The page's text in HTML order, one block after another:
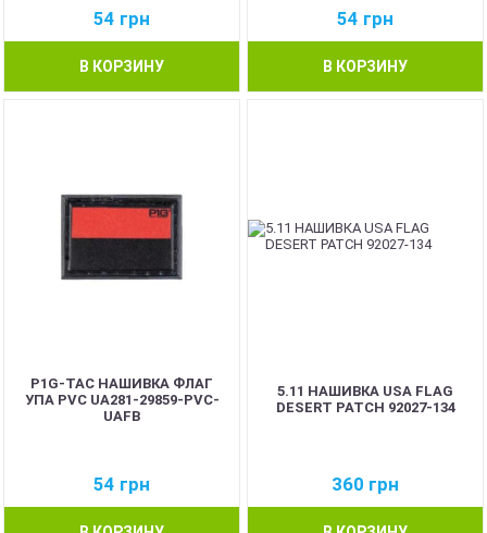
54 грн
В КОРЗИНУ
54 грн
В КОРЗИНУ
P1G-TAC НАШИВКА ФЛАГ
УПА PVC UA281-29859-PVC-
UAFB
54 грн
5.11 НАШИВКА USA FLAG
DESERT PATCH 92027-134
360 грн